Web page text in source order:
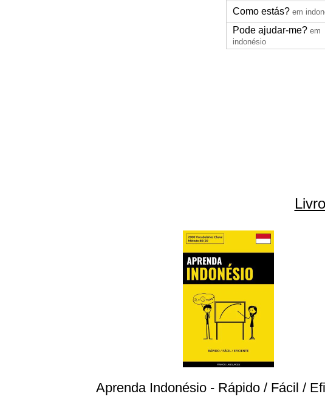
Como estás? em
Pode ajudar-me? em
indonésio
Aprenda Indonésio - Rápido / Fácil /